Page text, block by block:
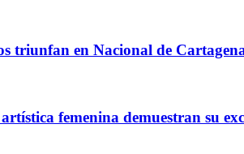
triunfan en Nacional de
femenina demuestran su